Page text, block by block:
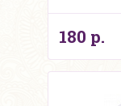
180 р.